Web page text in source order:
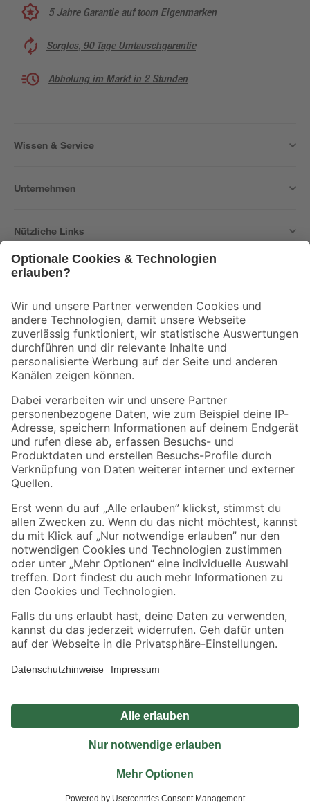
5 Jahre Garantie auf toom Eigenmarken
Sorglos, 90 Tage Umtauschgarantie
Abholung im Markt in 2 Stunden
Wissen & Service
Unternehmen
Nützliche Links
Der toom Newsletter: Keine Angebote und Aktionen mehr verpassen!
Zur Newsletter Anmeldung
Folge uns
Zahlungsarten Versandarten
Sicher einkaufen
Jetzt die toom-App herunterladen
Alle Preisangaben in EUR inkl. gesetzl. MwSt.. Die dargestellten Angebote sind unter
Umständen nicht in allen Märkten verfügbar. Die angegebenen Verfügbarkeiten beziehen
Produkte nur solange der Vorrat reicht.
*Paketversand ab 59 € versandkostenfrei, gilt nicht für Artikel mit Speditionsversand, hier
Privatsphäre Impressum
Nutzungsbedingungen
Widerrufsrecht
Vertrag widerrufen
© 2026 toom Baumarkt GmbH